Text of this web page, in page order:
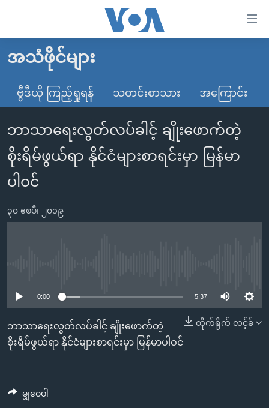
လွယ်ကူ
သည့်
များ
ပင်မ
အကြောင်းအရာ
ကျော်
ကြည့်
ကျော်
ကြည့်
ရှာဖွေ
မူလစာမျက်နှာ
မြန်မာ
ကမ္ဘာ့သတင်းများ
နိုင်ငံတကာ
အမေရိကန်
တရုတ်
ဗွီဒီယို
သတင်းလွတ်လပ်ခွင့်
ရပ်ဝန်းတခု လမ်းတခု အလွန်
အမေရိကန်သုံးအီဒီယံ
အပတ်စဉ်ကဏ္ဍများ
ဗွီအိုအေ လူမှုကွန်ယက်များ
အသံဖိုင်များ
ဗွီဒီယို ကြည့်ရှုရန် သတင်းစာသား အကြောင်း
ဘာသာရေးလွတ်လပ်ခါင့် ချိုးဖောက်တဲ့
စိုးရိမ်ဖွယ်ရာ နိုင်ငံများစာရင်းမှာ မြန်မာ
ပါဝင်
၃၀ ဧၿပီ၊ ၂၀၁၉
0:00 5:37
တိုက်ရိုက် လင့်ခ်
ဘာသာရေးလွတ်လပ်ခါင့် ချိုးဖောက်တဲ့
စိုးရိမ်ဖွယ်ရာ နိုင်ငံများစာရင်းမှာ မြန်မာပါဝင်
မျှဝေပါ